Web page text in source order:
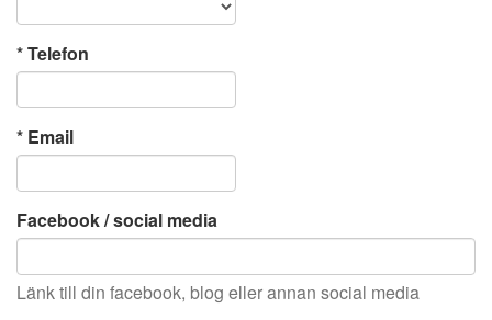
* Telefon
* Email
Facebook / social media
Länk till din facebook, blog eller annan social media